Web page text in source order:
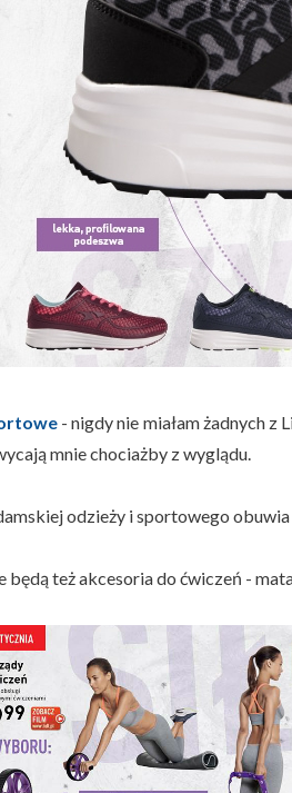
- nigdy nie miałam żadnych z
mnie chociażby z wyglądu.
odzieży i sportowego
będą też akcesoria do ćwiczeń -